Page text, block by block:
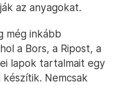
az anyagokat.
még inkább
a Bors, a Ripost, a
lapok tartalmait egy
Nemcsak